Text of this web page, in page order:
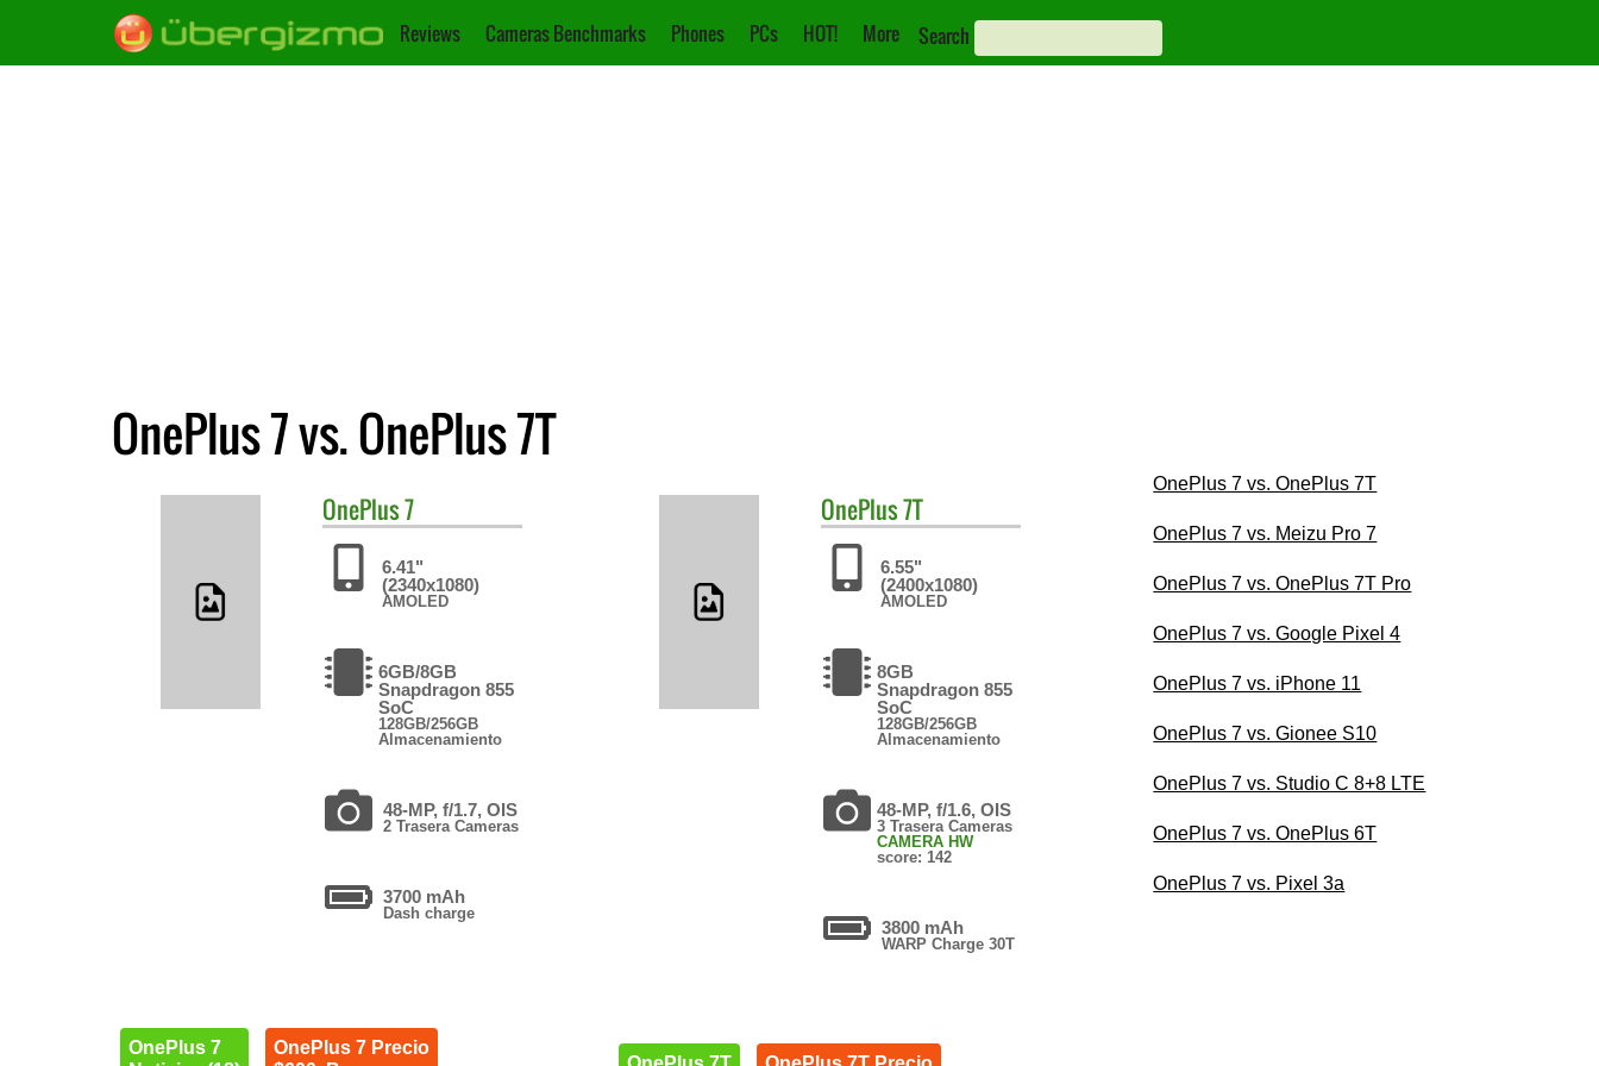
Reviews Cameras Benchmarks Phones PCs HOT! More Search
OnePlus 7 vs. OnePlus 7T
OnePlus7
6.41"
(2340x1080)
AMOLED
6GB/8GB
Snapdragon 855
SoC
128GB/256GB
Almacenamiento
48-MP, f/1.7, OIS
2 Trasera Cameras
3700 mAh
Dash charge
OnePlus 7
OnePlus 7 Precio
OnePlus7T
6.55"
(2400x1080)
AMOLED
8GB
Snapdragon 855
SoC
128GB/256GB
Almacenamiento
48-MP, f/1.6, OIS
3 Trasera Cameras
CAMERA HW
score: 142
3800 mAh
WARP Charge 30T
OnePlus 7 vs. OnePlus 7T
OnePlus 7 vs. Meizu Pro 7
OnePlus 7 vs. OnePlus 7T Pro
OnePlus 7 vs. Google Pixel 4
OnePlus 7 vs. iPhone 11
OnePlus 7 vs. Gionee S10
OnePlus 7 vs. Studio C 8+8 LTE
OnePlus 7 vs. OnePlus 6T
OnePlus 7 vs. Pixel 3a